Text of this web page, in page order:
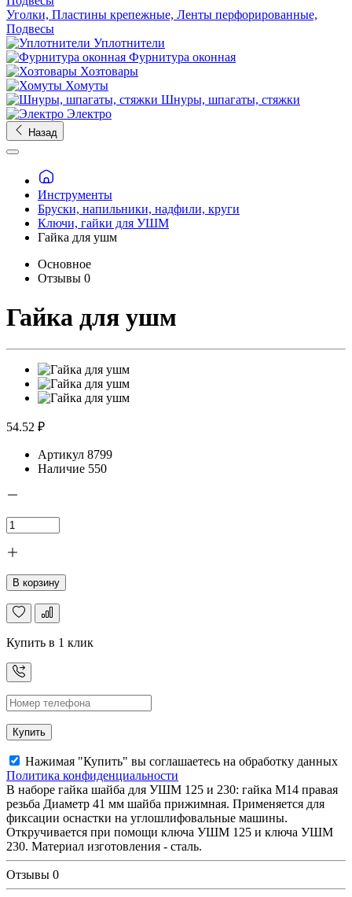
Уголки, Пластины крепежные, Ленты перфорированные,
Подвесы
Уплотнители
Фурнитура оконная
Хозтовары
Хомуты
Шнуры, шпагаты, стяжки
Электро
Назад
Инструменты
Бруски, напильники, надфили, круги
Ключи, гайки для УШМ
Гайка для ушм
Основное
Отзывы 0
Гайка для ушм
54.52 ₽
Артикул 8799
Наличие 550
В корзину
Купить в 1 клик
Купить
Нажимая "Купить" вы соглашаетесь на обработку данных
Политика конфиденциальности
В наборе гайка шайба для УШМ 125 и 230: гайка М14 правая
резьба Диаметр 41 мм шайба прижимная. Применяется для
фиксации оснастки на углошлифовальные машины.
Откручивается при помощи ключа УШМ 125 и ключа УШМ
230. Материал изготовления - сталь.
Отзывы 0